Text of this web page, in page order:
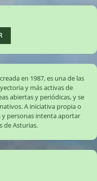
en 1987, es una de las
y más activas de
abiertas y periódicas, y se
A iniciativa propia o
y personas intenta aportar
de Asturias.